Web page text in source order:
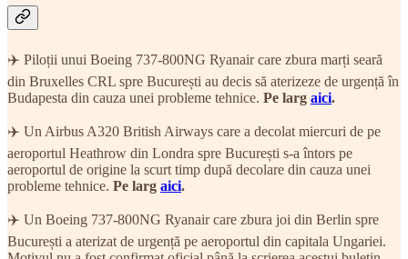
✈️ Piloții unui Boeing 737-800NG Ryanair care zbura marți seară
din Bruxelles CRL spre București au decis să aterizeze de urgență în
Budapesta din cauza unei probleme tehnice. Pe larg aici.
✈️ Un Airbus A320 British Airways care a decolat miercuri de pe
aeroportul Heathrow din Londra spre București s-a întors pe
aeroportul de origine la scurt timp după decolare din cauza unei
probleme tehnice. Pe larg aici.
✈️ Un Boeing 737-800NG Ryanair care zbura joi din Berlin spre
București a aterizat de urgență pe aeroportul din capitala Ungariei.